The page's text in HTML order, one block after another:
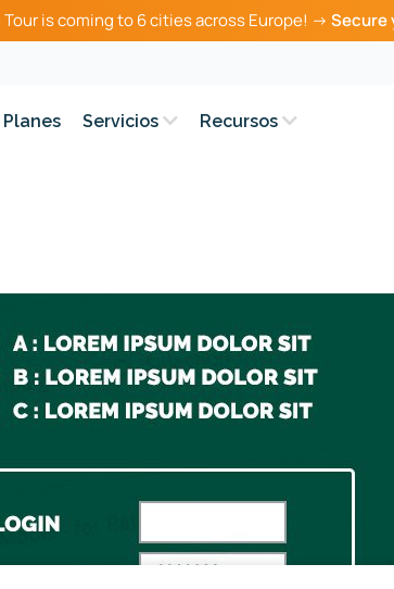
is coming to 6 cities across Europe! → Secure
Planes Servicios Recursos